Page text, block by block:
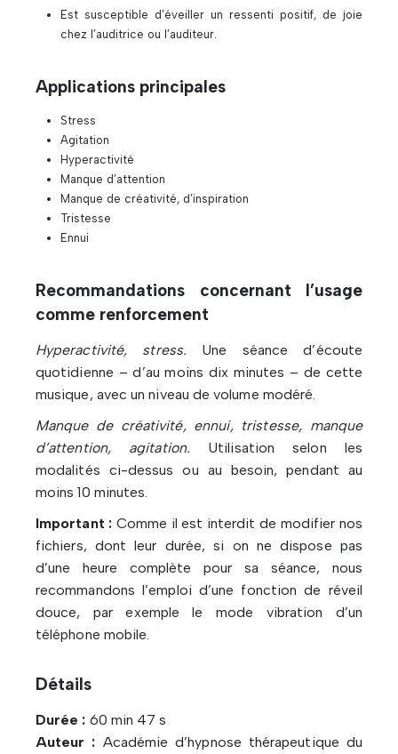
Est susceptible d’éveiller un ressenti positif, de joie
chez l’auditrice ou l’auditeur.
Applications principales
Stress
Agitation
Hyperactivité
Manque d’attention
Manque de créativité, d’inspiration
Tristesse
Ennui
Recommandations concernant l’usage
comme renforcement
Hyperactivité, stress. Une séance d’écoute
quotidienne – d’au moins dix minutes – de cette
musique, avec un niveau de volume modéré.
Manque de créativité, ennui, tristesse, manque
d’attention, agitation. Utilisation selon les
modalités ci-dessus ou au besoin, pendant au
moins 10 minutes.
Important : Comme il est interdit de modifier nos
fichiers, dont leur durée, si on ne dispose pas
d’une heure complète pour sa séance, nous
recommandons l’emploi d’une fonction de réveil
douce, par exemple le mode vibration d’un
téléphone mobile.
Détails
Durée : 60 min 47 s
Auteur : Académie d’hypnose thérapeutique du